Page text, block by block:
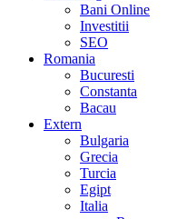
Bani Online
Investitii
SEO
Romania
Bucuresti
Constanta
Bacau
Extern
Bulgaria
Grecia
Turcia
Egipt
Italia